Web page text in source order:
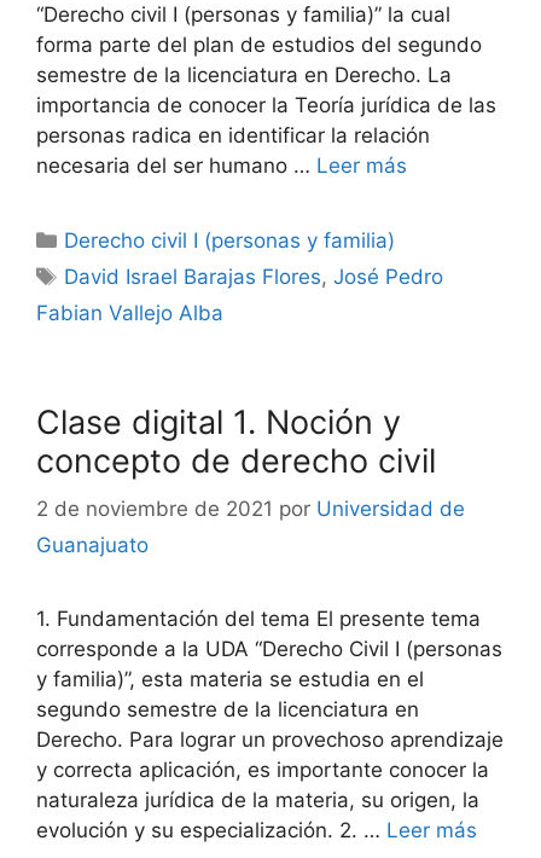
“Derecho civil I (personas y familia)” la cual
forma parte del plan de estudios del segundo
semestre de la licenciatura en Derecho. La
importancia de conocer la Teoría jurídica de las
personas radica en identificar la relación
necesaria del ser humano … Leer más
Categorías
Derecho civil I (personas y familia)
Etiquetas
David Israel Barajas Flores,José Pedro
Fabian Vallejo Alba
Clase digital 1. Noción y
concepto de derecho civil
2 de noviembre de 2021 por Universidad de
Guanajuato
1. Fundamentación del tema El presente tema
corresponde a la UDA “Derecho Civil I (personas
y familia)”, esta materia se estudia en el
segundo semestre de la licenciatura en
Derecho. Para lograr un provechoso aprendizaje
y correcta aplicación, es importante conocer la
naturaleza jurídica de la materia, su origen, la
evolución y su especialización. 2. … Leer más